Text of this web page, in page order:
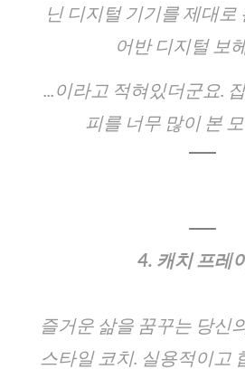
닌 디지털 기기를 제대로
어반 디지털 보
...이라고 적혀있더군요.
피를 너무 많이 본
4. 캐치 프레
즐거운 삶을 꿈꾸는 당신
스타일 코치. 실용적이고